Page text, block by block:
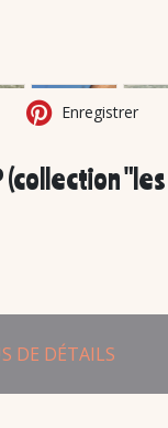
Enregistrer
(collection
DE DÉTAILS